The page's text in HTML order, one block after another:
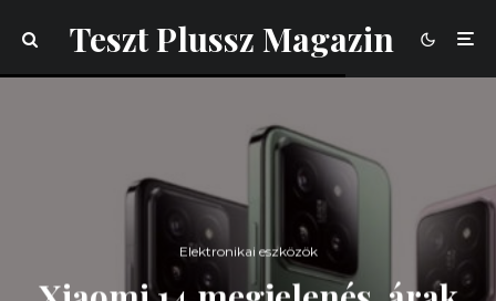
Teszt Plussz Magazin
Elektronikai eszközök